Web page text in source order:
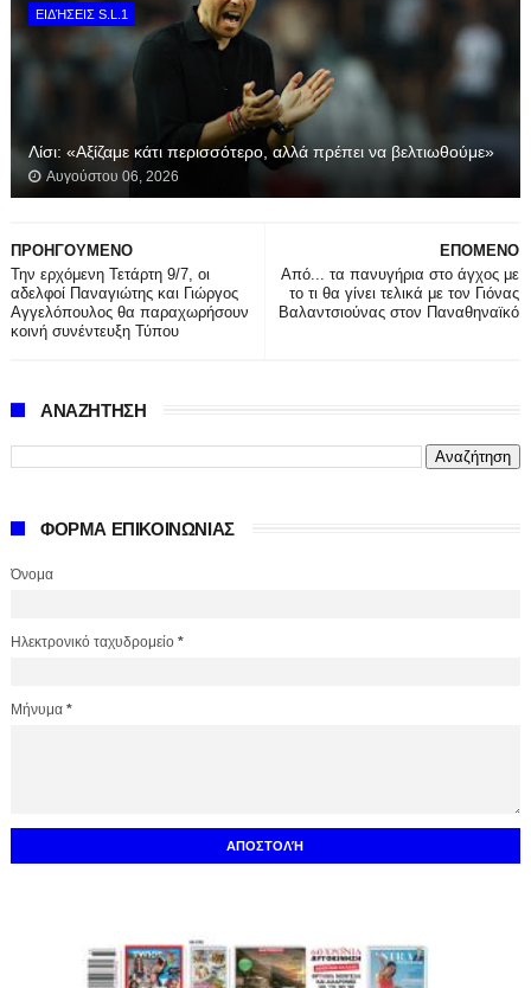
ΕΙΔΉΣΕΙΣ S.L.1
Λίσι: «Αξίζαμε κάτι περισσότερο, αλλά πρέπει να βελτιωθούμε»
Αυγούστου 06, 2026
ΕΠΟΜΕΝΟ
Από... τα πανυγήρια στο άγχος με
το τι θα γίνει τελικά με τον Γιόνας
Βαλαντσιούνας στον Παναθηναϊκό
ΠΡΟΗΓΟΥΜΕΝΟ
Την ερχόμενη Τετάρτη 9/7, οι
αδελφοί Παναγιώτης και Γιώργος
Αγγελόπουλος θα παραχωρήσουν
κοινή συνέντευξη Τύπου
ΑΝΑΖΗΤΗΣΗ
ΦΟΡΜΑ ΕΠΙΚΟΙΝΩΝΙΑΣ
Όνομα
Ηλεκτρονικό ταχυδρομείο *
Μήνυμα *